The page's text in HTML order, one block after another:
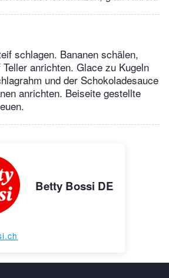
schlagen. Bananen schälen,
anrichten. Glace zu Kugeln
und der Schokoladesauce
anrichten. Beiseite gestellte
Betty Bossi DE